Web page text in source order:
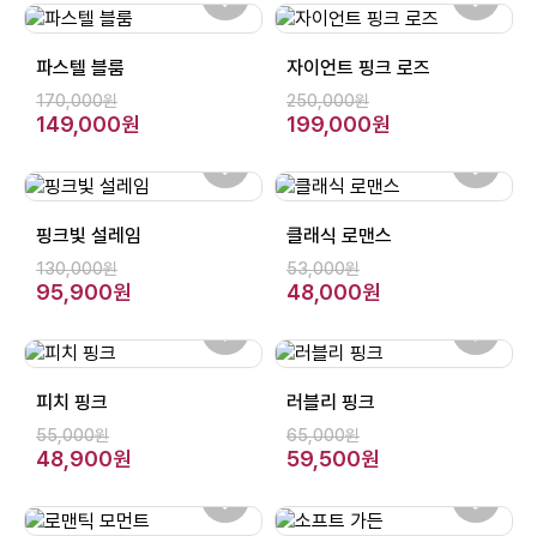
파스텔 블룸
170,000원
149,000원
자이언트 핑크 로즈
250,000원
199,000원
핑크빛 설레임
130,000원
95,900원
클래식 로맨스
53,000원
48,000원
피치 핑크
55,000원
48,900원
러블리 핑크
65,000원
59,500원